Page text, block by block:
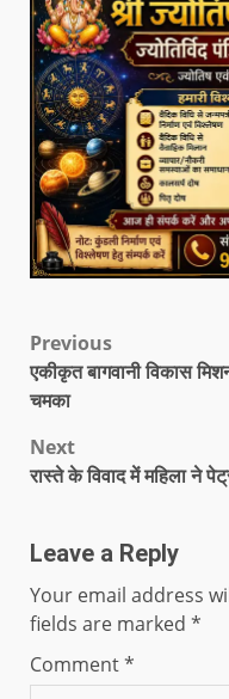
Previous
एकीकृत बागवानी विकास
चमका
Next
रास्ते के विवाद में महिला ने
Leave a Reply
Your email address
fields are marked *
Comment*